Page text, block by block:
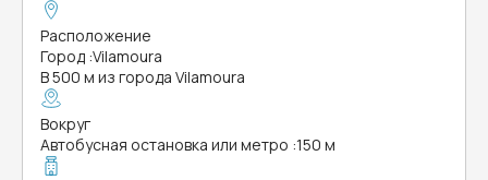
Расположение
Город :Vilamoura
В 500 м из города Vilamoura
Вокруг
Автобусная остановка или метро :150 м